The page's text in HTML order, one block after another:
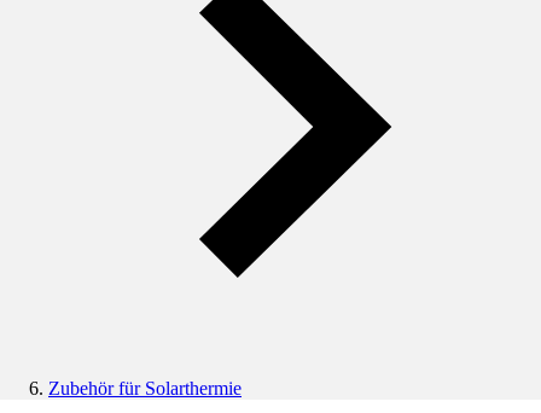
Zubehör für Solarthermie